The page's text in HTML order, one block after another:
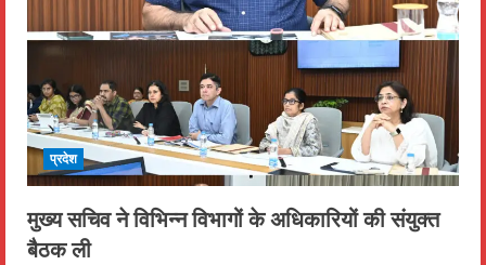
प्रदेश
मुख्य सचिव ने विभिन्न विभागों के अधिकारियों की संयुक्त
बैठक ली